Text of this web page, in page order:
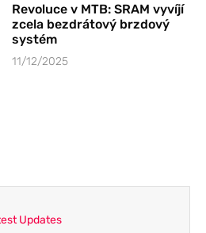
Revoluce v MTB: SRAM vyvíjí
zcela bezdrátový brzdový
systém
11/12/2025
Updates